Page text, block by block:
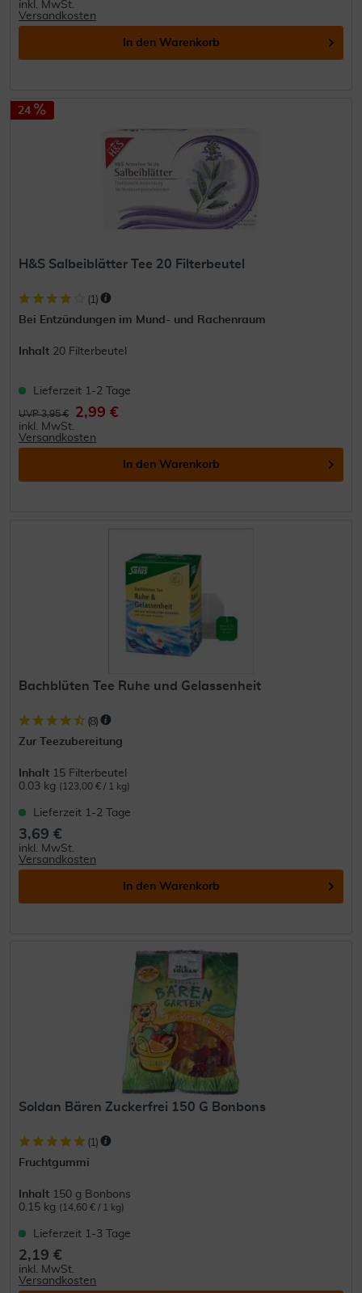
inkl. MwSt.
Versandkosten
In den Warenkorb
24
H&S Salbeiblätter Tee 20 Filterbeutel
(1)
Bei Entzündungen im Mund- und Rachenraum
Inhalt 20 Filterbeutel
Lieferzeit 1-2 Tage
UVP 3,95 € 2,99 €
inkl. MwSt.
Versandkosten
In den Warenkorb
Bachblüten Tee Ruhe und Gelassenheit
(8)
Zur Teezubereitung
Inhalt 15 Filterbeutel
0.03 kg (123,00 € / 1 kg)
Lieferzeit 1-2 Tage
3,69 €
inkl. MwSt.
Versandkosten
In den Warenkorb
Soldan Bären Zuckerfrei 150 G Bonbons
(1)
Fruchtgummi
Inhalt 150 g Bonbons
0.15 kg (14,60 € / 1 kg)
Lieferzeit 1-3 Tage
2,19 €
inkl. MwSt.
Versandkosten